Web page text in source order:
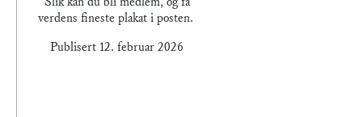
verdens fineste plakat i posten.
Publisert 12. februar 2026